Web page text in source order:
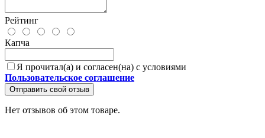
Рейтинг
Капча
Я прочитал(а) и согласен(на) с условиями
Пользовательское соглашение
Отправить свой отзыв
Нет отзывов об этом товаре.